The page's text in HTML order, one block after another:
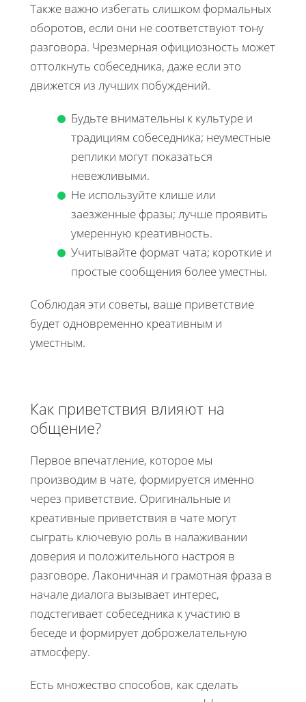
Также важно избегать слишком формальных
оборотов, если они не соответствуют тону
разговора. Чрезмерная официозность может
оттолкнуть собеседника, даже если это
движется из лучших побуждений.
Будьте внимательны к культуре и
традициям собеседника; неуместные
реплики могут показаться
невежливыми.
Не используйте клише или
заезженные фразы; лучше проявить
умеренную креативность.
Учитывайте формат чата; короткие и
простые сообщения более уместны.
Соблюдая эти советы, ваше приветствие
будет одновременно креативным и
уместным.
Как приветствия влияют на
общение?
Первое впечатление, которое мы
производим в чате, формируется именно
через приветствие. Оригинальные и
креативные приветствия в чате могут
сыграть ключевую роль в налаживании
доверия и положительного настроя в
разговоре. Лаконичная и грамотная фраза в
начале диалога вызывает интерес,
подстегивает собеседника к участию в
беседе и формирует доброжелательную
атмосферу.
Есть множество способов, как сделать